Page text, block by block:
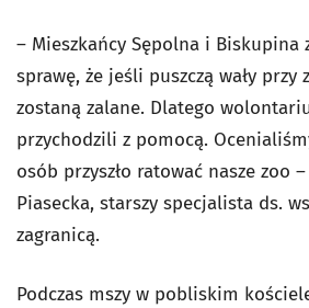
– Mieszkańcy Sępolna i Biskupina
sprawę, że jeśli puszczą wały
zostaną zalane. Dlatego
przychodzili z pomocą.
osób przyszło ratować nasze zoo
Piasecka, starszy specjalista ds.
zagranicą.
Podczas mszy w pobliskim